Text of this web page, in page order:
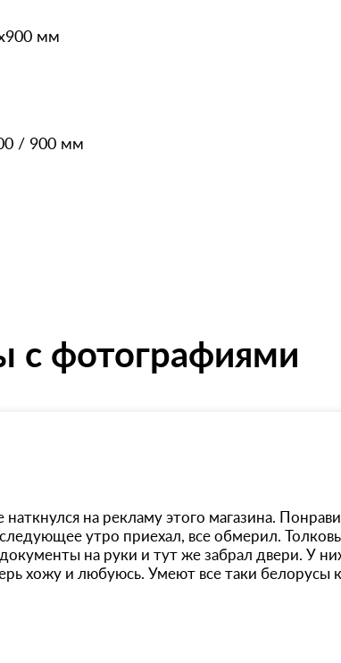
мм
/ 900 мм
с фотографиями
на рекламу этого магазина.
утро приехал, все обмерил.
на руки и тут же забрал двери. У
хожу и любуюсь. Умеют все таки белорусы